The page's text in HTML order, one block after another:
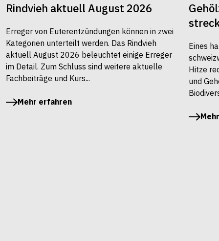
Rindvieh aktuell August 2026
Erreger von Euterentzündungen können in zwei
Kategorien unterteilt werden. Das Rindvieh
aktuell August 2026 beleuchtet einige Erreger
im Detail. Zum Schluss sind weitere aktuelle
Fachbeiträge und Kurs...
Mehr erfahren
Eines
Hitze
und